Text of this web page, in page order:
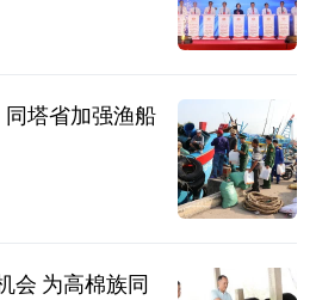
同塔省加强渔船
会 为高棉族同